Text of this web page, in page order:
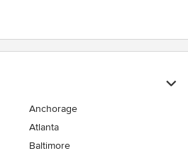
Anchorage
Atlanta
Baltimore